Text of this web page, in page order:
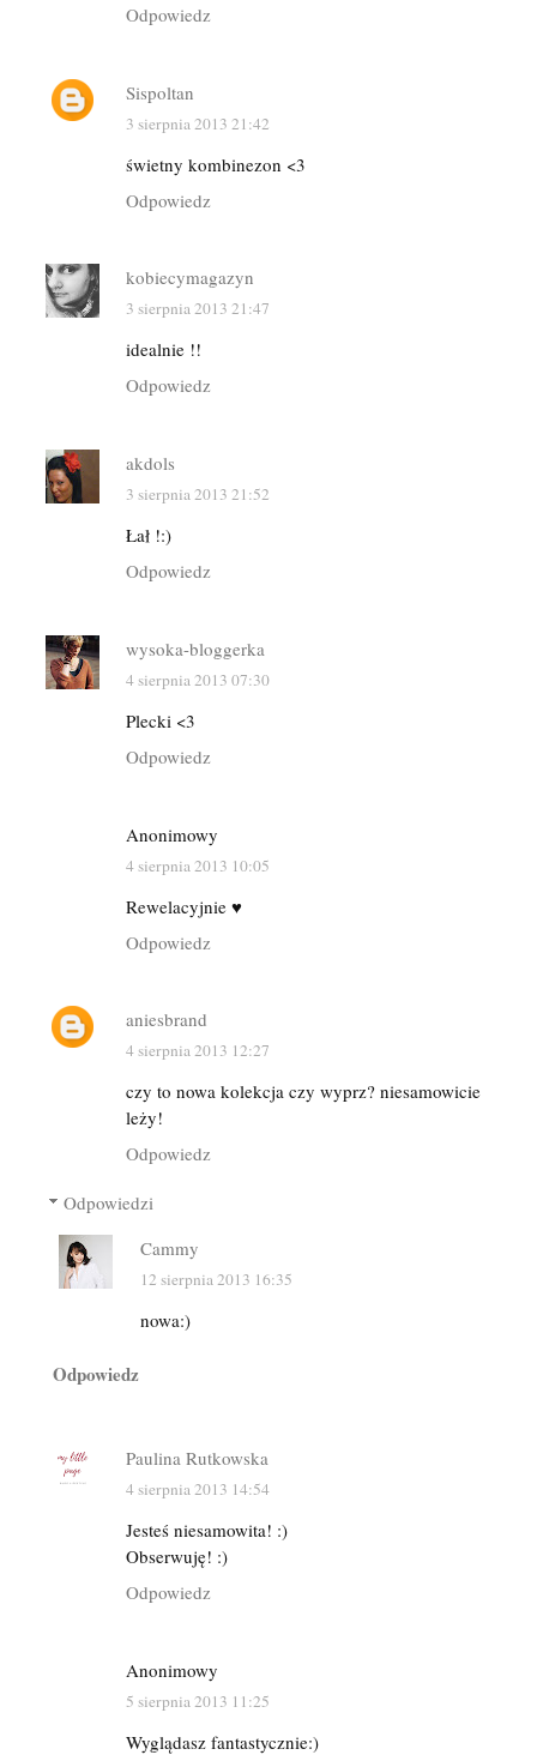
Odpowiedz
Sispoltan
3 sierpnia 2013 21:42
świetny kombinezon <3
Odpowiedz
kobiecymagazyn
3 sierpnia 2013 21:47
idealnie !!
Odpowiedz
akdols
3 sierpnia 2013 21:52
Łał !:)
Odpowiedz
wysoka-bloggerka
4 sierpnia 2013 07:30
Plecki <3
Odpowiedz
Anonimowy
4 sierpnia 2013 10:05
Rewelacyjnie ♥
Odpowiedz
aniesbrand
4 sierpnia 2013 12:27
czy to nowa kolekcja czy wyprz? niesamowicie
leży!
Odpowiedz
Odpowiedzi
Cammy
12 sierpnia 2013 16:35
nowa:)
Odpowiedz
Paulina Rutkowska
4 sierpnia 2013 14:54
Jesteś niesamowita! :)
Obserwuję! :)
Odpowiedz
Anonimowy
5 sierpnia 2013 11:25
Wyglądasz fantastycznie:)